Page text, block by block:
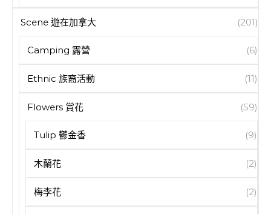
Scene 遊在加拿大 (201)
Camping 露營 (6)
Ethnic 族裔活動 (11)
Flowers 賞花 (59)
Tulip 鬱金香 (9)
木蘭花 (2)
梅李花 (2)